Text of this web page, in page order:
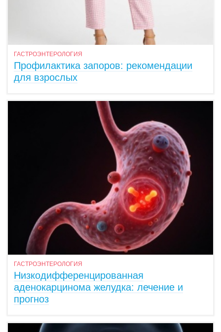
ГАСТРОЭНТЕРОЛОГИЯ
Профилактика запоров: рекомендации
для взрослых
ГАСТРОЭНТЕРОЛОГИЯ
Низкодифференцированная
аденокарцинома желудка: лечение и
прогноз